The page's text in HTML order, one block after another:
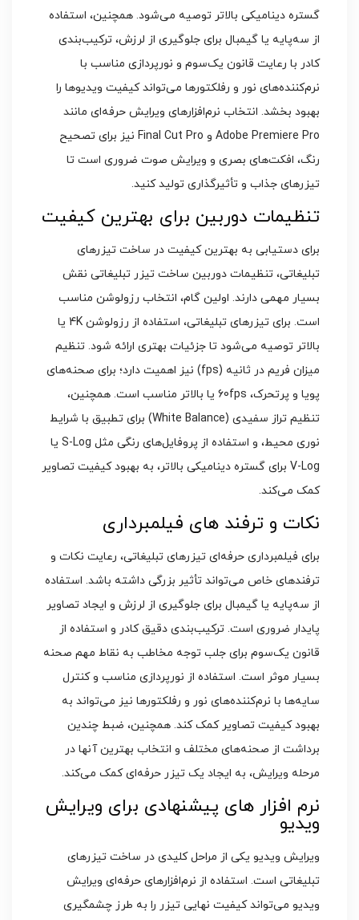
گستره دینامیکی بالاتر توصیه می‌شود. همچنین، استفاده
از سه‌پایه یا گیمبال برای جلوگیری از لرزش، ترکیب‌بندی
کادر با رعایت قانون یک‌سوم و نورپردازی مناسب با
نرم‌کننده‌های نور و رفلکتورها می‌تواند کیفیت ویدیوها را
بهبود بخشد. انتخاب نرم‌افزارهای ویرایش حرفه‌ای مانند
Adobe Premiere Pro و Final Cut Pro نیز برای تصحیح
رنگ، افکت‌های بصری و ویرایش صوت ضروری است تا
تیزرهای جذاب و تأثیرگذاری تولید کنید.
تنظیمات دوربین برای بهترین کیفیت
برای دستیابی به بهترین کیفیت در ساخت تیزرهای
تبلیغاتی، تنظیمات دوربین ساخت تیزر تبلیغاتی نقش
بسیار مهمی دارند. اولین گام، انتخاب رزولوشن مناسب
است. برای تیزرهای تبلیغاتی، استفاده از رزولوشن 4K یا
بالاتر توصیه می‌شود تا جزئیات بهتری ارائه شود. تنظیم
میزان فریم در ثانیه (fps) نیز اهمیت دارد؛ برای صحنه‌های
پویا و پرتحرک، 60fps یا بالاتر مناسب است. همچنین،
تنظیم تراز سفیدی (White Balance) برای تطبیق با شرایط
نوری محیط، و استفاده از پروفایل‌های رنگی مثل S-Log یا
V-Log برای گستره دینامیکی بالاتر، به بهبود کیفیت تصاویر
کمک می‌کند.
نکات و ترفند های فیلمبرداری
برای فیلمبرداری حرفه‌ای تیزرهای تبلیغاتی، رعایت نکات و
ترفندهای خاص می‌تواند تأثیر بزرگی داشته باشد. استفاده
از سه‌پایه یا گیمبال برای جلوگیری از لرزش و ایجاد تصاویر
پایدار ضروری است. ترکیب‌بندی دقیق کادر و استفاده از
قانون یک‌سوم برای جلب توجه مخاطب به نقاط مهم صحنه
بسیار موثر است. استفاده از نورپردازی مناسب و کنترل
سایه‌ها با نرم‌کننده‌های نور و رفلکتورها نیز می‌تواند به
بهبود کیفیت تصاویر کمک کند. همچنین، ضبط چندین
برداشت از صحنه‌های مختلف و انتخاب بهترین آنها در
مرحله ویرایش، به ایجاد یک تیزر حرفه‌ای کمک می‌کند.
نرم‌ افزار های پیشنهادی برای ویرایش
ویدیو
ویرایش ویدیو یکی از مراحل کلیدی در ساخت تیزرهای
تبلیغاتی است. استفاده از نرم‌افزارهای حرفه‌ای ویرایش
ویدیو می‌تواند کیفیت نهایی تیزر را به طرز چشمگیری